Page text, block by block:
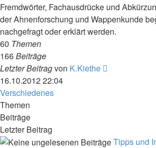
Fremdwörter, Fachausdrücke und
der Ahnenforschung und Wappenkunde
nachgefragt oder erklärt werden.
60 Themen
166Beiträge
Letzter Beitragvon K.Kiethe
16.10.2012 22:04
Verschiedenes
Themen
Beiträge
Letzter Beitrag
Tipps und